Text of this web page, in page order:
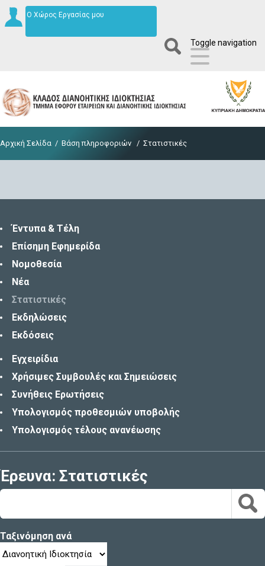
Ο Χώρος Εργασίας μου
Toggle navigation
Αρχική Σελίδα / Βάση πληροφοριών / Στατιστικές
Έντυπα & Τέλη
Επίσημη Εφημερίδα
Νομοθεσία
Νέα
Στατιστικές
Εκδηλώσεις
Εκδόσεις
Εγχειρίδια
Χρήσιμες Συμβουλές και Σημειώσεις
Συνήθεις Ερωτήσεις
Υπολογισμός προθεσμιών υποβολής
Υπολογισμός τέλους ανανέωσης
Έρευνα: Στατιστικές
Ταξινόμηση ανά